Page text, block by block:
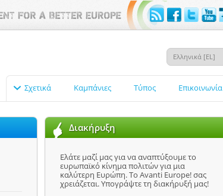
Σχετικά Καμπάνιες Τύπος Επικοινωνία
Διακήρυξη
Ελάτε μαζί μας για να αναπτύξουμε το
ευρωπαϊκό κίνημα πολιτών για μια
καλύτερη Ευρώπη. Το Avanti Europe! σας
χρειάζεται. Υπογράψτε τη διακήρυξή μας!